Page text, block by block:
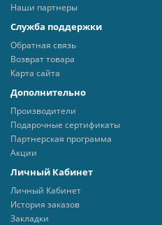
Наши партнеры
Служба поддержки
Обратная связь
Возврат товара
Карта сайта
Дополнительно
Производители
Подарочные сертификаты
Партнерская программа
Акции
Личный Кабинет
Личный Кабинет
История заказов
Закладки